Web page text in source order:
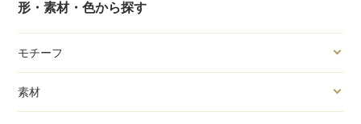
形・素材・色から探す
モチーフ
素材